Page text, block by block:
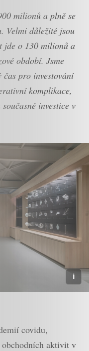
milionů a plně se
Velmi důležité jsou
jde o 130 milionů a
období. Jsme
čas pro investování
komplikace,
investice v
covidu,
obchodních aktivit v